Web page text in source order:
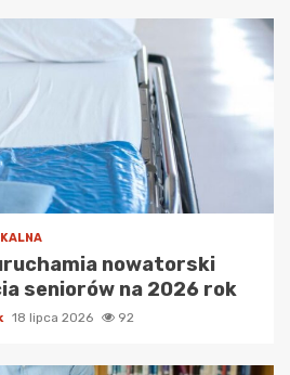
nowatorski
seniorów na 2026 rok
18 lipca 2026 92